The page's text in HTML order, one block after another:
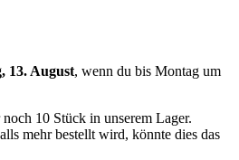
13. August, wenn du bis Montag um
10 Stück in unserem Lager.
mehr bestellt wird, könnte dies das